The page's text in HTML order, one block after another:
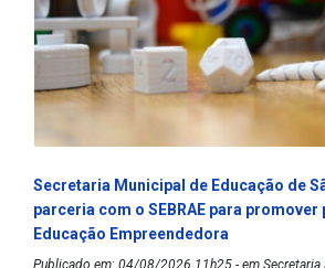
Secretaria Municipal de Educação de
parceria com o SEBRAE para
Educação Empreendedora
Publicado em: 04/08/2026 11h25 - em Secretaria